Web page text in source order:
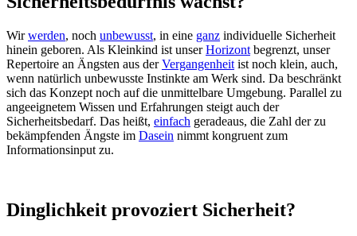
Wirwerden, noch unbewusst, in eine ganz individuelle Sicherheit
hinein geboren. Als Kleinkind ist unserHorizont begrenzt, unser
Repertoire an Ängsten aus derVergangenheit ist noch klein, auch,
wenn natürlich unbewusste Instinkte am Werk sind. Da beschränkt
sich das Konzept noch auf die unmittelbare Umgebung. Parallel zu
angeeignetem Wissen und Erfahrungen steigt auch der
Sicherheitsbedarf. Das heißt, einfach geradeaus, die Zahl der zu
bekämpfenden Ängste im Dasein nimmt kongruent zum
Informationsinput zu.
Dinglichkeit provoziert Sicherheit?